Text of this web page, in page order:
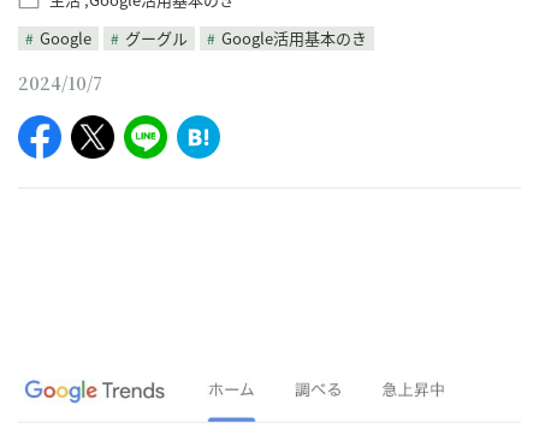
Google
グーグル Google活用基本のき
2024/10/7